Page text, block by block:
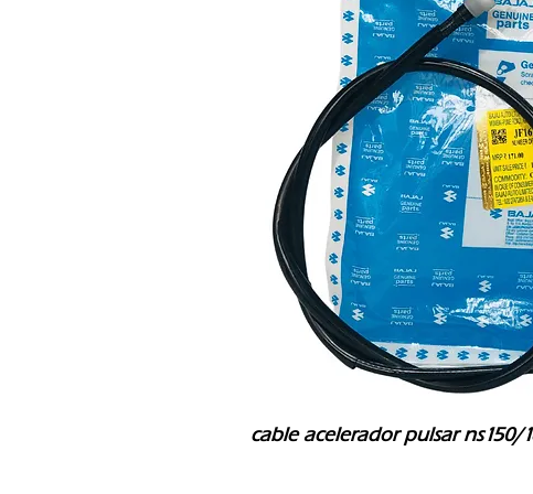
cable acelerador pulsar ns150/